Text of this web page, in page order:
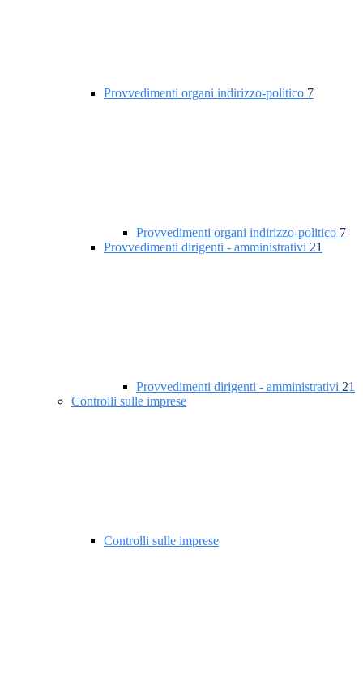
Provvedimenti organi indirizzo-politico 7
Provvedimenti organi indirizzo-politico 7
Provvedimenti dirigenti - amministrativi 21
Provvedimenti dirigenti - amministrativi 21
Controlli sulle imprese
Controlli sulle imprese